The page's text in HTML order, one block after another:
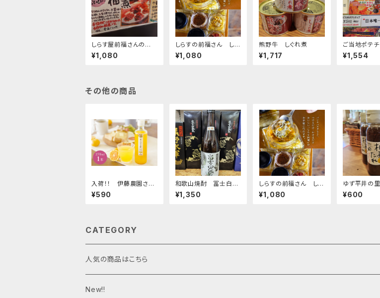
しらす屋前福さんの し
らすの佃煮各種
¥1,080
しらすの前福さん しら
すのアヒージョ
¥1,080
熊野牛 しぐれ煮
¥1,717
ご当地ポテチ
編！！ 勝浦の
ポテチ・伊勢
¥1,554
その他の商品
入荷！！ 伊藤農園さん
の 日々みかん酢
¥590
和歌山焼酎 冨士白無
限（芋）
¥1,350
しらすの前福さん しら
すのアヒージョ
¥1,080
ゆず平井の
180ml
¥600
CATEGORY
人気の商品はこちら
New!!